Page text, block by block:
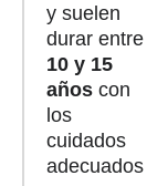
y suelen
durar entre
10 y 15
años con
los
cuidados
adecuados